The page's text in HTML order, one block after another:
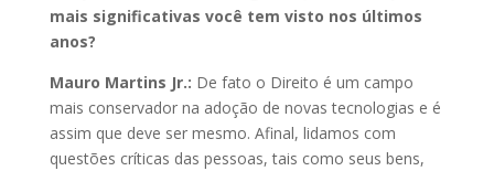
mais significativas você tem visto nos últimos
anos?
Mauro Martins Jr.: De fato o Direito é um campo
mais conservador na adoção de novas tecnologias e é
assim que deve ser mesmo. Afinal, lidamos com
questões críticas das pessoas, tais como seus bens,